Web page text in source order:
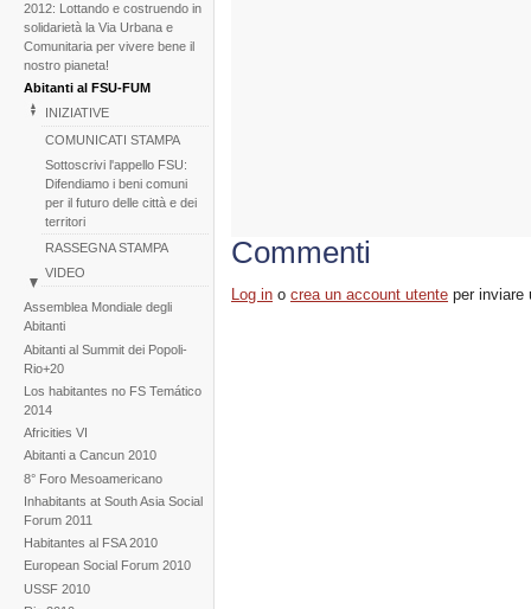
2012: Lottando e costruendo in
solidarietà la Via Urbana e
Comunitaria per vivere bene il
nostro pianeta!
Abitanti al FSU-FUM
INIZIATIVE
COMUNICATI STAMPA
Sottoscrivi l'appello FSU:
Difendiamo i beni comuni
per il futuro delle città e dei
territori
RASSEGNA STAMPA
VIDEO
BACKGROUND
Gallerie di immagini
Notizie
Assemblea Mondiale degli
Abitanti
Abitanti al Summit dei Popoli-
Rio+20
Los habitantes no FS Temático
2014
Africities VI
Abitanti a Cancun 2010
8° Foro Mesoamericano
Inhabitants at South Asia Social
Forum 2011
Habitantes al FSA 2010
European Social Forum 2010
USSF 2010
Commenti
Log in ocrea un account utente per inviare